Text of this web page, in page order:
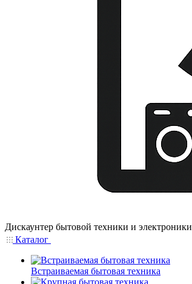
Дискаунтер бытовой техники и электроники
Каталог
Встраиваемая бытовая техника